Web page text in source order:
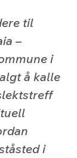
til
–
i
å kalle
i